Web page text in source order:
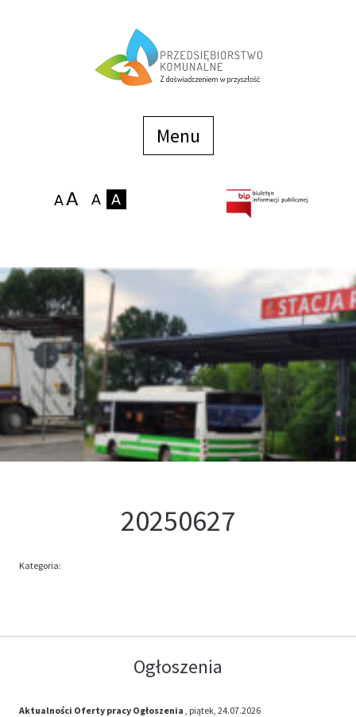
Menu
Zakłady
Podaj stan wodomierza
Kontakt
Oferta
20250627
Kategoria:
Ogłoszenia
Aktualności Oferty pracy Ogłoszenia , piątek, 24.07.2026